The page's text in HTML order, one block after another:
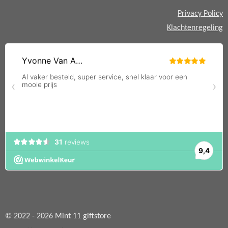
Privacy Policy
Klachtenregeling
© 2022 - 2026 Mint 11 giftstore